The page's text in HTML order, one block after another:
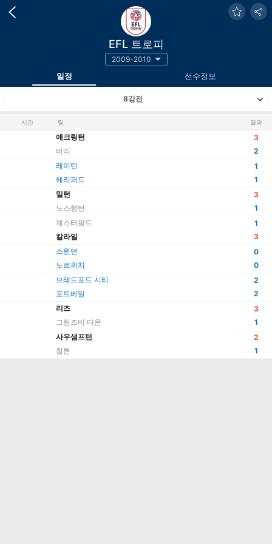
EFL 트로피
2009-2010
일정 선수정보
8강전
시간 팀 결과
애크링턴
버리
3
2
레이턴
헤리퍼드
1
1
밀턴
노스햄턴
3
1
체스터필드
칼라일
1
3
스윈던
노르위치
0
0
브래드포드 시티
포트베일
2
2
리즈
그림즈비 타운
3
1
사우샘프턴
찰튼
2
1